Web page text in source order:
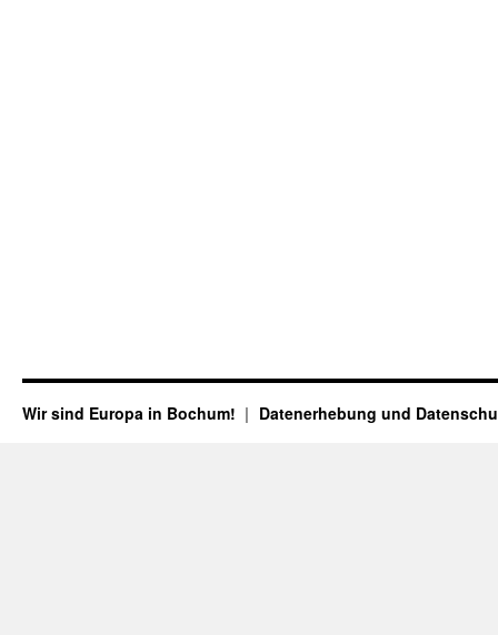
Wir sind Europa in Bochum! Datenerhebung und